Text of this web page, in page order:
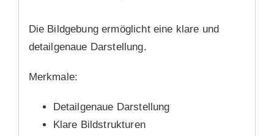
Die Bildgebung ermöglicht eine klare und
detailgenaue Darstellung.
Merkmale:
Detailgenaue Darstellung
Klare Bildstrukturen